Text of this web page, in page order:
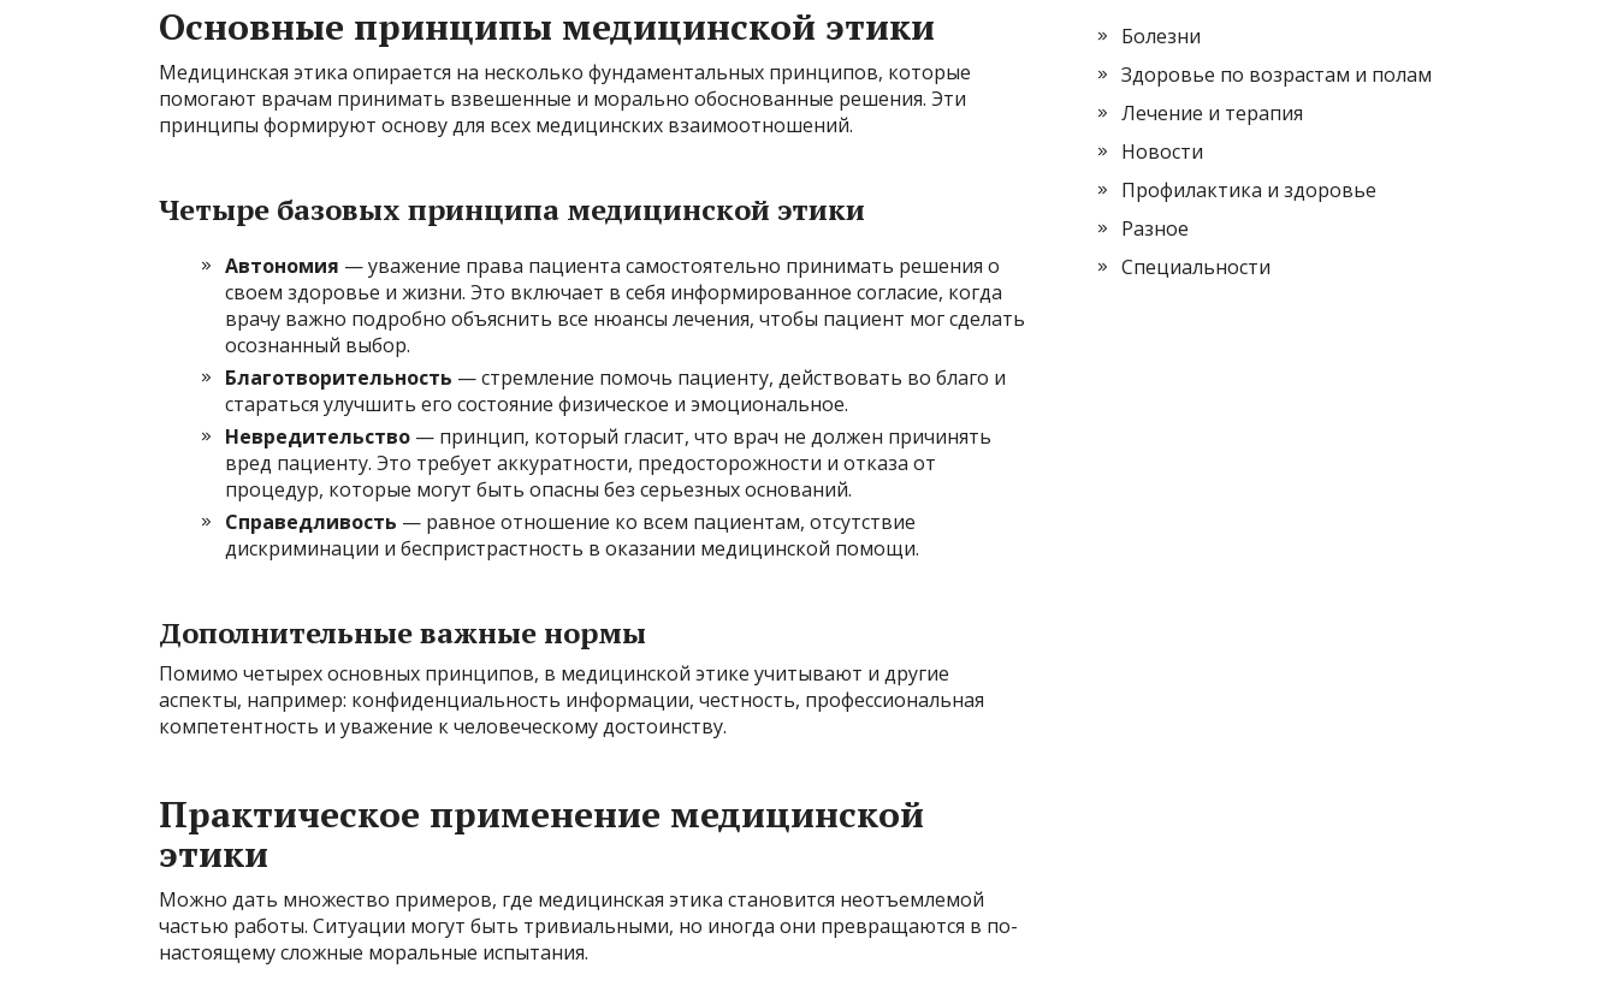
Основные принципы медицинской этики
Медицинская этика опирается на несколько фундаментальных принципов, которые
помогают врачам принимать взвешенные и морально обоснованные решения. Эти
принципы формируют основу для всех медицинских взаимоотношений.
Четыре базовых принципа медицинской этики
Автономия — уважение права пациента самостоятельно принимать решения о
своем здоровье и жизни. Это включает в себя информированное согласие, когда
врачу важно подробно объяснить все нюансы лечения, чтобы пациент мог сделать
осознанный выбор.
Благотворительность — стремление помочь пациенту, действовать во благо и
стараться улучшить его состояние физическое и эмоциональное.
Невредительство — принцип, который гласит, что врач не должен причинять
вред пациенту. Это требует аккуратности, предосторожности и отказа от
процедур, которые могут быть опасны без серьезных оснований.
Справедливость — равное отношение ко всем пациентам, отсутствие
дискриминации и беспристрастность в оказании медицинской помощи.
Дополнительные важные нормы
Помимо четырех основных принципов, в медицинской этике учитывают и другие
аспекты, например: конфиденциальность информации, честность, профессиональная
компетентность и уважение к человеческому достоинству.
Практическое применение медицинской
этики
Можно дать множество примеров, где медицинская этика становится неотъемлемой
частью работы. Ситуации могут быть тривиальными, но иногда они превращаются в по-
настоящему сложные моральные испытания.
Болезни
Здоровье по возрастам и полам
Лечение и терапия
Новости
Профилактика и здоровье
Разное
Специальности